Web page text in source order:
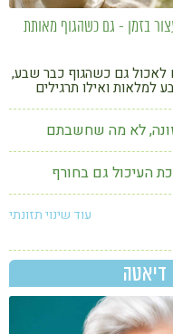
בזמן - גם כשהגוף מאותת
לאכול גם כשהגוף כבר שבע,
למלאות ואילו תרגילים
לא מה שחשבתם
העיכול גם בחורף
עוד שינוי תזונתי
דיאטה